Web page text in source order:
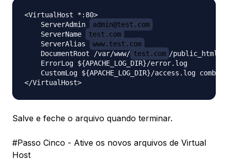
<VirtualHost *:80>
    ServerAdmin
admin@test.com
    ServerName
test.com
    ServerAlias
www.test.com
    DocumentRoot /var/www/
test.com /public_html
    ErrorLog ${APACHE_LOG_DIR}/error.log
CustomLog ${APACHE_LOG_DIR}/access.log
Salve e feche o arquivo quando terminar.
#Passo Cinco - Ative os novos arquivos de Virtual
Host